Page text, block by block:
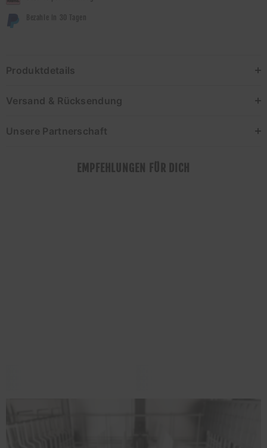
Produktdetails
Versand & Rücksendung
Unsere Partnerschaft
EMPFEHLUNGEN FÜR DICH